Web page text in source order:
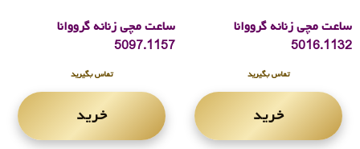
ساعت مچی زنانه گرووانا
5016.1132
تماس بگیرید
خرید
ساعت مچی زنانه گرووانا
5097.1157
تماس بگیرید
خرید